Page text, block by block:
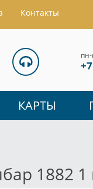
Контакты
КАРТЫ
1882 1